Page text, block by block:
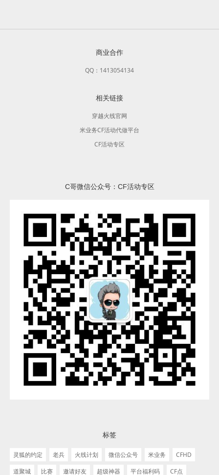
商业合作
QQ：1413054134
相关链接
穿越火线官网
米业务CF活动代做平台
CF活动专区
C哥微信公众号：CF活动专区
标签
灵狐的约定 老兵 火线计划 微信公众号 米业务
CFHD
道聚城
比赛 邀请好友 超级神器 平台福利码 CF点